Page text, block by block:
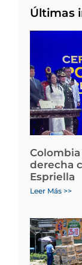
Últimas
derecha
Espriella
Leer Más >>